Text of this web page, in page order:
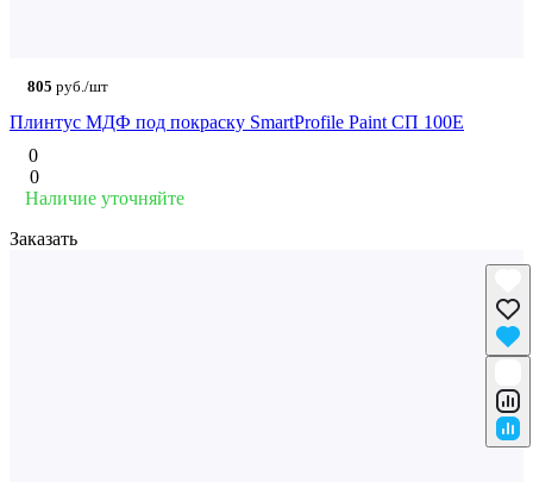
805 руб./шт
Плинтус МДФ под покраску SmartProfile Paint СП 100E
0
0
Наличие уточняйте
Заказать